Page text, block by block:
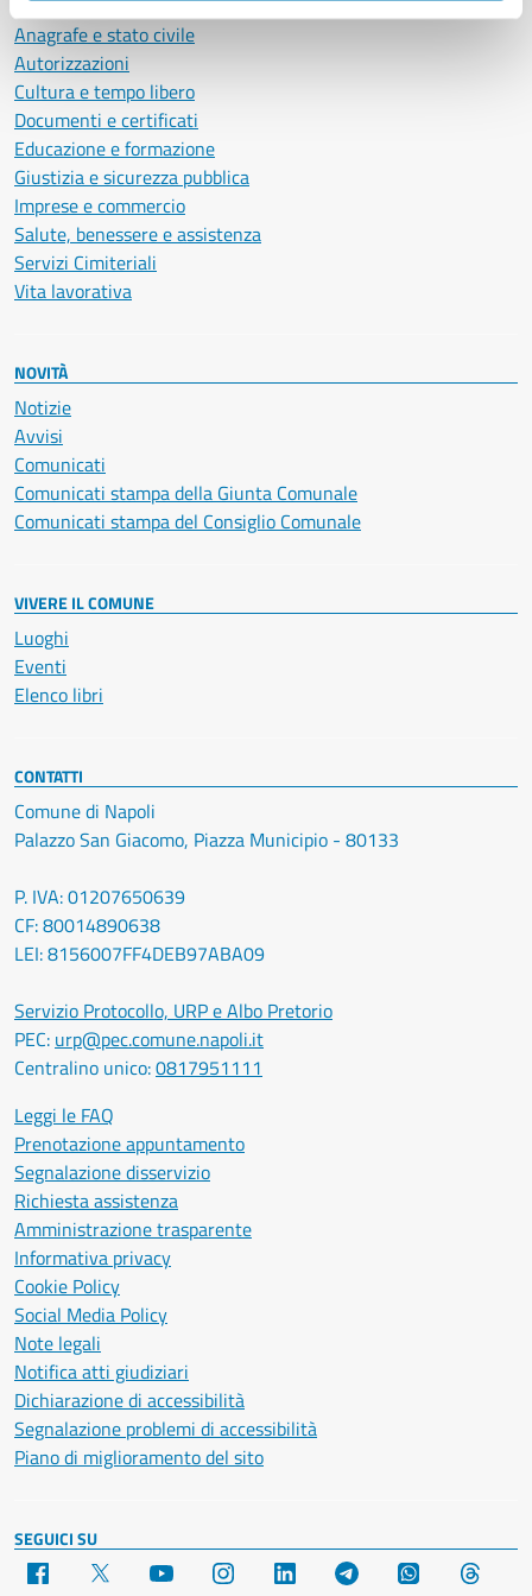
Ambiente
Anagrafe e stato civile
Autorizzazioni
Cultura e tempo libero
Documenti e certificati
Educazione e formazione
Giustizia e sicurezza pubblica
Imprese e commercio
Salute, benessere e assistenza
Servizi Cimiteriali
Vita lavorativa
NOVITÀ
Notizie
Avvisi
Comunicati
Comunicati stampa della Giunta Comunale
Comunicati stampa del Consiglio Comunale
VIVERE IL COMUNE
Luoghi
Eventi
Elenco libri
CONTATTI
Comune di Napoli
Palazzo San Giacomo, Piazza Municipio - 80133
P. IVA: 01207650639
CF: 80014890638
LEI: 8156007FF4DEB97ABA09
Servizio Protocollo, URP e Albo Pretorio
PEC: urp@pec.comune.napoli.it
Centralino unico:0817951111
Leggi le FAQ
Prenotazione appuntamento
Segnalazione disservizio
Richiesta assistenza
Amministrazione trasparente
Informativa privacy
Cookie Policy
Social Media Policy
Note legali
Notifica atti giudiziari
Dichiarazione di accessibilità
Segnalazione problemi di accessibilità
Piano di miglioramento del sito
SEGUICI SU
Facebook YouTube Instagram LinkedIn Telegram WhatsApp